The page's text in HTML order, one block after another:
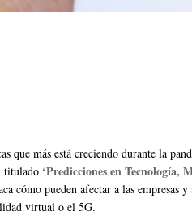
que más está creciendo durante la
titulado ‘Predicciones en Tecnología,
cómo pueden afectar a las empresas
virtual o el 5G.